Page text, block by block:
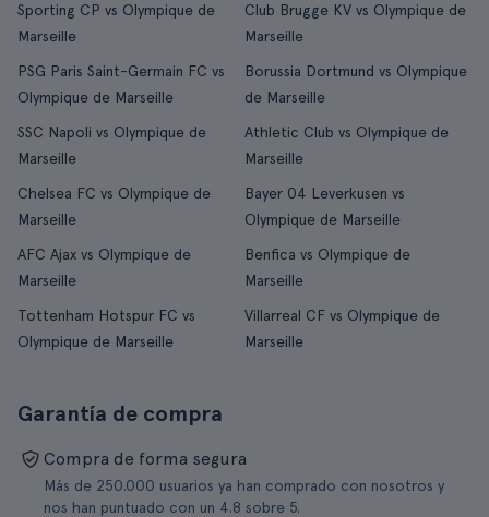
Sporting CP vs Olympique de
Marseille
Club Brugge KV vs Olympique de
Marseille
PSG Paris Saint-Germain FC vs
Olympique de Marseille
Borussia Dortmund vs Olympique
de Marseille
SSC Napoli vs Olympique de
Marseille
Athletic Club vs Olympique de
Marseille
Chelsea FC vs Olympique de
Marseille
Bayer 04 Leverkusen vs
Olympique de Marseille
AFC Ajax vs Olympique de
Marseille
Benfica vs Olympique de
Marseille
Tottenham Hotspur FC vs
Olympique de Marseille
Villarreal CF vs Olympique de
Marseille
Garantía de compra
Compra de forma segura
Más de 250.000 usuarios ya han comprado con nosotros y
nos han puntuado con un 4.8 sobre 5.